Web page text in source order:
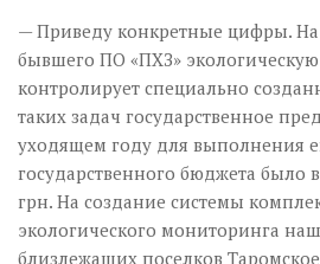
— Приведу конкретные цифры.
бывшего ПО «ПХЗ»
контролирует специально
таких задач государственное
уходящем году для выполнения
государственного бюджета было
грн. На создание системы
экологического мониторинга
близлежащих поселков